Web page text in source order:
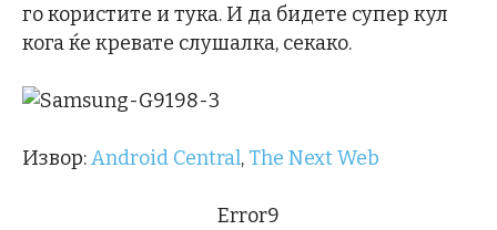
го користите и тука. И да бидете супер кул
кога ќе кревате слушалка, секако.
Извор:Android Central, The Next Web
Error9